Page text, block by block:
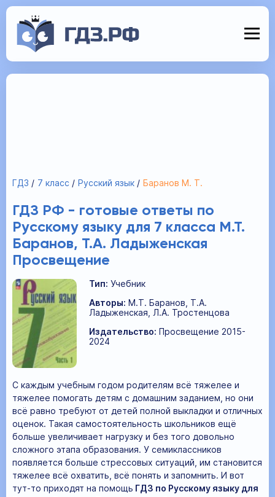
ГДЗ 7 класс Русский язык Баранов М. Т.
ГДЗ РФ - готовые ответы по
Русскому языку для 7 класса М.Т.
Баранов, Т.А. Ладыженская
Просвещение
Тип: Учебник
Авторы: М.Т. Баранов, Т.А.
Ладыженская, Л.А. Тростенцова
Издательство: Просвещение 2015-
2024
С каждым учебным годом родителям всё тяжелее и
тяжелее помогать детям с домашним заданием, но они
всё равно требуют от детей полной выкладки и отличных
оценок. Такая самостоятельность школьников ещё
больше увеличивает нагрузку и без того довольно
сложного этапа образования. У семиклассников
появляется больше стрессовых ситуаций, им становится
тяжелее всё охватить, всё понять и запомнить. И вот
тут-то приходят на помощь ГДЗ по Русскому языку для